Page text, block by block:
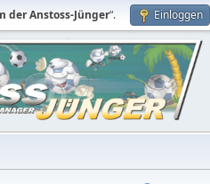
der Anstoss-Jünger“. Einloggen